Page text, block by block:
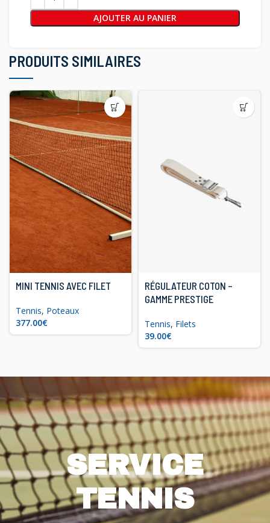
AJOUTER AU PANIER
PRODUITS SIMILAIRES
MINI TENNIS AVEC FILET
Tennis, Poteaux
€
RÉGULATEUR COTON –
GAMME PRESTIGE
Tennis, Filets
€
SERVICE
TENNIS